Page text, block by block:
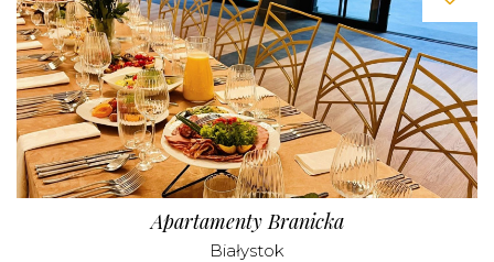
Apartamenty Branicka
Białystok